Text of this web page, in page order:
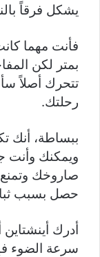
يشكل فرقاً
فأنت مهما
بمتر لكن
تتحرك أصلاً
رحلتك.
ببساطة، أنك
ويمكنك
صاروخك
حصل بسبب
أدرك
سرعة الضوء